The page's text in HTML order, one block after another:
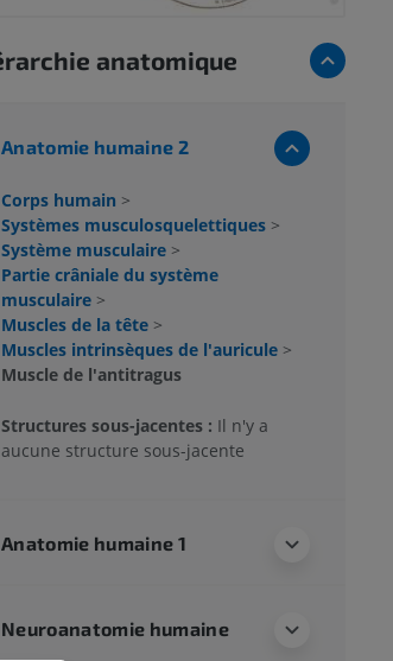
anatomique
Anatomie humaine 2
Corps humain >
Systèmes musculosquelettiques >
Système musculaire >
Partie crâniale du système
musculaire >
Muscles de la tête >
Muscles intrinsèques de l'auricule >
Muscle de l'antitragus
Structures sous-jacentes : Il n'y a
aucune structure sous-jacente
Anatomie humaine 1
Neuroanatomie humaine